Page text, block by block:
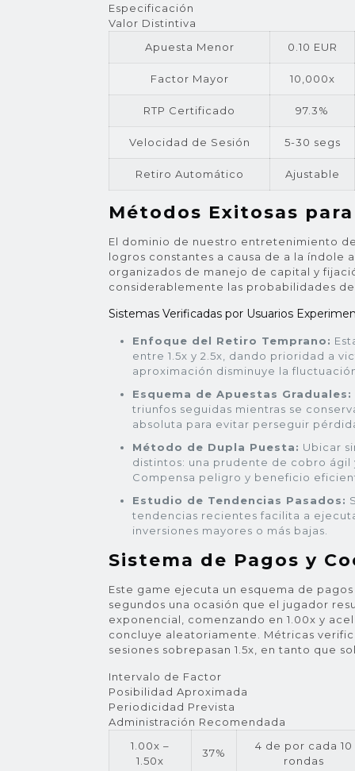
Especificación
Valor Distintiva
Apuesta Menor
0.10 EUR
Factor Mayor 10,000x
RTP Certificado 97.3%
Velocidad de Sesión 5-30 segs
Retiro Automático Ajustable
Métodos Exitosas
El dominio de nuestro entretenimiento
logros constantes a causa de a la índole
organizados de manejo de capital y
considerablemente las probabilidades
Sistemas Verificadas por Usuarios
Enfoque del Retiro Temprano:
entre 1.5x y 2.5x, dando prioridad a
aproximación disminuye la
Esquema de Apuestas Graduales:
triunfos seguidas mientras se
absoluta para evitar perseguir
Método de Dupla Puesta: Ubicar
distintos: una prudente de cobro
Compensa peligro y beneficio
Estudio de Tendencias Pasados:
tendencias recientes facilita a
inversiones mayores o más bajas.
Sistema de Pagos y
Este game ejecuta un esquema de
segundos una ocasión que el jugador
exponencial, comenzando en 1.00x y
concluye aleatoriamente. Métricas
sesiones sobrepasan 1.5x, en tanto que
Intervalo de Factor
Posibilidad Aproximada
Periodicidad Prevista
Administración Recomendada
1.00x –
1.50x
37%
4 de por cada 10
rondas